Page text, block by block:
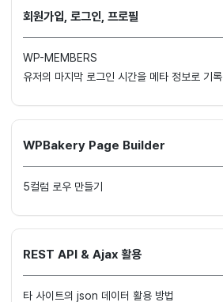
회원가입, 로그인, 프로필
WP-MEMBERS
유저의 마지막 로그인 시간을 메타 정보로 기록
WPBakery Page Builder
5컬럼 로우 만들기
REST API & Ajax 활용
타 사이트의 json 데이터 활용 방법